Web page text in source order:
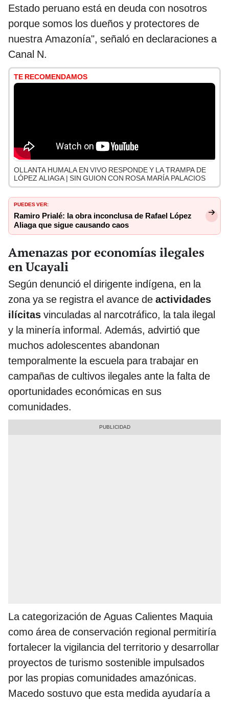
Estado peruano está en deuda con nosotros
porque somos los dueños y protectores de
nuestra Amazonía", señaló en declaraciones a
Canal N.
TE RECOMENDAMOS
OLLANTA HUMALA EN VIVO RESPONDE Y LA TRAMPA DE
LÓPEZ ALIAGA | SIN GUION CON ROSA MARÍA PALACIOS
PUEDES VER:
Ramiro Prialé: la obra inconclusa de Rafael López
Aliaga que sigue causando caos
Amenazas por economías ilegales
en Ucayali
Según denunció el dirigente indígena, en la
zona ya se registra el avance de actividades
ilícitas vinculadas al narcotráfico, la tala ilegal
y la minería informal. Además, advirtió que
muchos adolescentes abandonan
temporalmente la escuela para trabajar en
campañas de cultivos ilegales ante la falta de
oportunidades económicas en sus
comunidades.
La categorización de Aguas Calientes Maquia
como área de conservación regional permitiría
fortalecer la vigilancia del territorio y desarrollar
proyectos de turismo sostenible impulsados
por las propias comunidades amazónicas.
Macedo sostuvo que esta medida ayudaría a